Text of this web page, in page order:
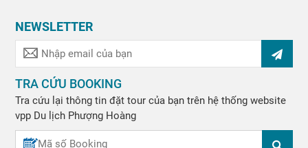
NEWSLETTER
TRA CỨU BOOKING
Tra cứu lại thông tin đặt tour của bạn trên hệ thống website
vpp Du lịch Phượng Hoàng